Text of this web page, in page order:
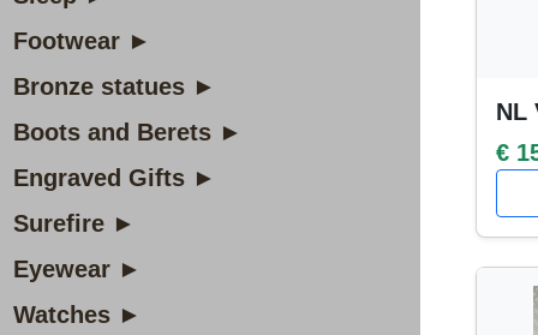
Footwear ►
Bronze statues ►
Boots and Berets ►
Engraved Gifts ►
Surefire ►
Eyewear ►
Watches ►
NL
€